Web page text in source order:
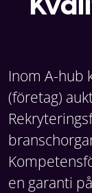
Inom A-hub
(företag)
en garanti